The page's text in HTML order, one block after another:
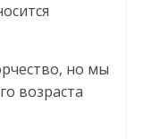
но мы
возраста